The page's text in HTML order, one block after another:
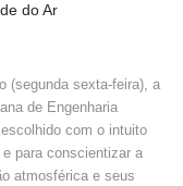
do Ar
(segunda sexta-feira), a
de Engenharia
com o intuito
para conscientizar a
atmosférica e seus